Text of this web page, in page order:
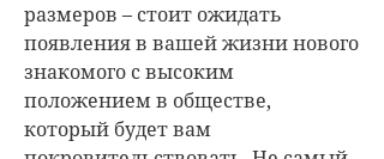
размеров – стоит ожидать
появления в вашей жизни нового
знакомого с высоким
положением в обществе,
который будет вам